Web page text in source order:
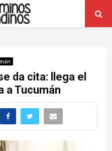
da cita: llega el
a Tucumán